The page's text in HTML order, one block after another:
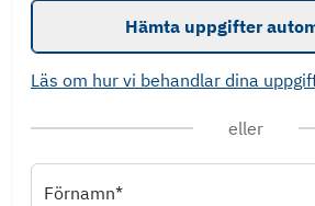
Hämta uppgifter
Läs om hur vi behandlar dina
eller
Förnamn*